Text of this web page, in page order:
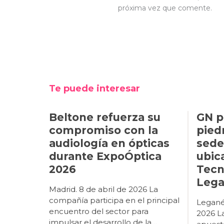
próxima vez que comente.
Te puede interesar
Beltone refuerza su
compromiso con la
audiología en ópticas
durante ExpoÓptica
2026
Madrid. 8 de abril de 2026 La
compañía participa en el principal
encuentro del sector para
GN
2026